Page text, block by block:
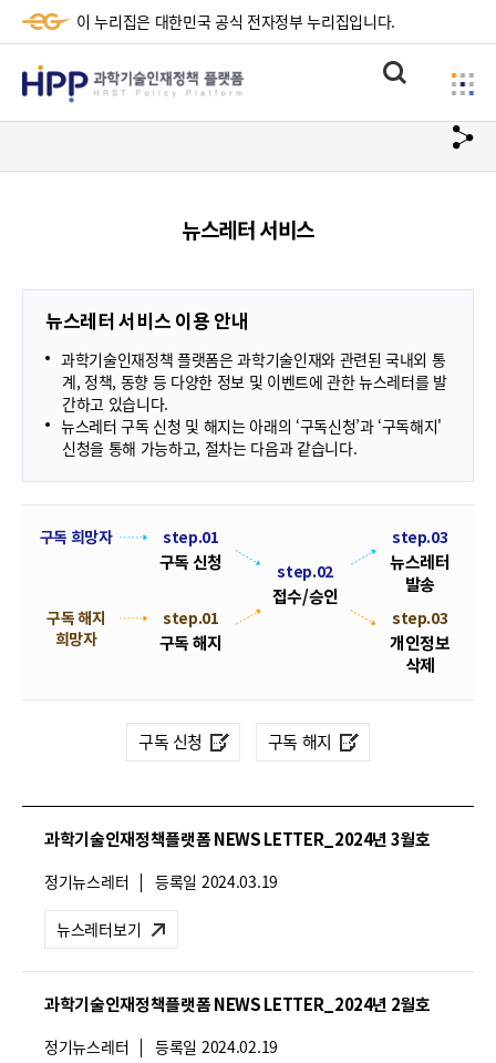
이 누리집은 대한민국 공식 전자정부 누리집입니다.
HPP
과
정
플
폼
HRST
Platform
통
합
색
사
이
메
url
복
뉴스레터 서비스
뉴스레터 서비스 이용 안내
과학기술인재정책 플랫폼은 과학기술인재와 관련된 국내외 통
계, 정책, 동향 등 다양한 정보 및 이벤트에 관한 뉴스레터를 발
간하고 있습니다.
뉴스레터 구독 신청 및 해지는 아래의 ‘구독신청’과 ‘구독해지'
신청을 통해 가능하고, 절차는 다음과 같습니다.
뉴
터
신
절
차
구독 희망자 step.01
구독 신청 step.02
접수/승인
step.03
뉴스레터
발송
구독 해지
희망자
step.01
구독 해지
.
0
2
인
step.03
개인정보
삭제
구독 신청 구독 해지
과학기술인재정책플랫폼 NEWS LETTER_2024년 3월호
뉴
레
터
유
형
:
정기뉴스레터 등록일 2024.03.19
뉴스레터보기
과학기술인재정책플랫폼 NEWS LETTER_2024년 2월호
뉴
정기뉴스레터 등록일 2024.02.19